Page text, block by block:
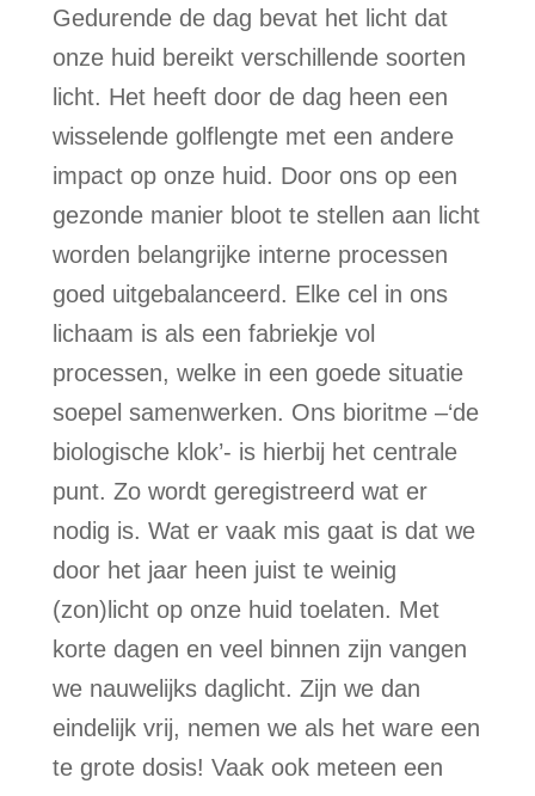
Gedurende de dag bevat het licht dat
onze huid bereikt verschillende soorten
licht. Het heeft door de dag heen een
wisselende golflengte met een andere
impact op onze huid. Door ons op een
gezonde manier bloot te stellen aan licht
worden belangrijke interne processen
goed uitgebalanceerd. Elke cel in ons
lichaam is als een fabriekje vol
processen, welke in een goede situatie
soepel samenwerken. Ons bioritme –‘de
biologische klok’- is hierbij het centrale
punt. Zo wordt geregistreerd wat er
nodig is. Wat er vaak mis gaat is dat we
door het jaar heen juist te weinig
(zon)licht op onze huid toelaten. Met
korte dagen en veel binnen zijn vangen
we nauwelijks daglicht. Zijn we dan
eindelijk vrij, nemen we als het ware een
te grote dosis! Vaak ook meteen een